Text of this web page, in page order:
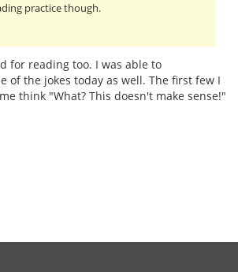
practice though.
for reading too. I was able to
of the jokes today as well. The first few I
think "What? This doesn't make sense!"